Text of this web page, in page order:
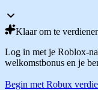
Klaar om te
Log in met je Roblox-
welkomstbonus en je
Begin met Robux